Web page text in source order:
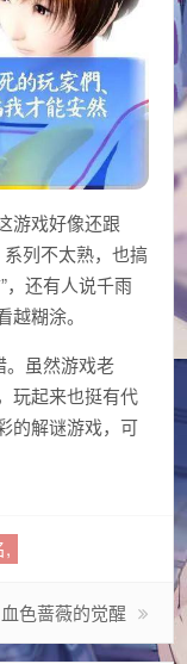
游戏好像还跟
系列不太熟，也搞
，还有人说千雨
糊涂。
。虽然游戏老
玩起来也挺有代
的解谜游戏，可
,
色蔷薇的觉醒